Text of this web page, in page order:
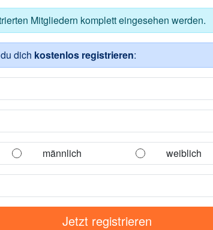
Mitgliedern komplett eingesehen werden.
dich kostenlos registrieren:
männlich weiblich
Jetzt registrieren
BillieJoe A.
35, Laage